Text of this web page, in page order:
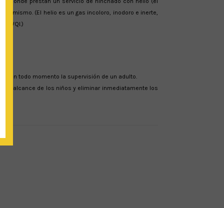
mismo. (El helio es un gas incoloro, inodoro e inerte,
BVQI.)
en todo momento la supervisión de un adulto.
alcance de los niños y eliminar inmediatamente los